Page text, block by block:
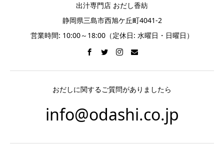
出汁専門店 おだし香紡
静岡県三島市西旭ケ丘町4041-2
営業時間: 10:00～18:00（定休日: 水曜日・日曜日）
おだしに関するご質問がありましたら
info@odashi.co.jp